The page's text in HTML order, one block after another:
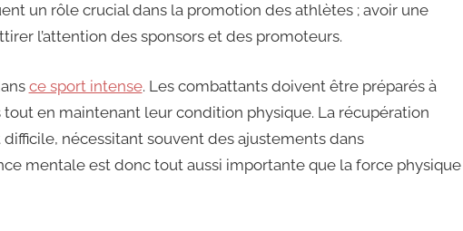
un rôle crucial dans la promotion des athlètes ; avoir une
l’attention des sponsors et des promoteurs.
ce sport intense. Les combattants doivent être préparés à
en maintenant leur condition physique. La récupération
nécessitant souvent des ajustements dans
mentale est donc tout aussi importante que la force physique